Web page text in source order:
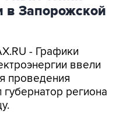
в Запорожской
- Графики
ввели
проведения
региона